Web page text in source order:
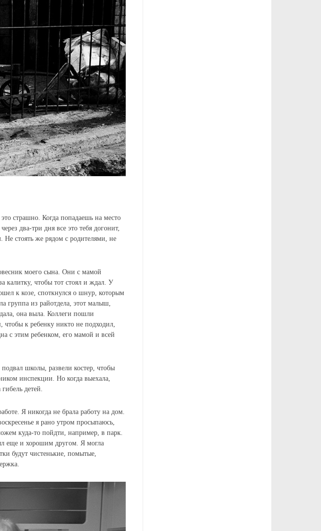
страшно. Когда попадаешь на место
два-три дня все это тебя догонит,
стоять же рядом с родителями, не
моего сына. Они с мамой
калитку, чтобы тот стоял и ждал. У
к козе, споткнулся о шнур, которым
группа из райотдела, этот малыш,
она выла. Коллеги пошли
чтобы к ребенку никто не подходил,
с этим ребенком, его мамой и всей
школы, развели костер, чтобы
инспекции. Но когда выехала,
детей.
Я никогда не брала работу на дом.
я рано утром просыпаюсь,
куда-то пойдти, например, в парк.
еще и хорошим другом. Я могла
будут чистенькие, помытые,